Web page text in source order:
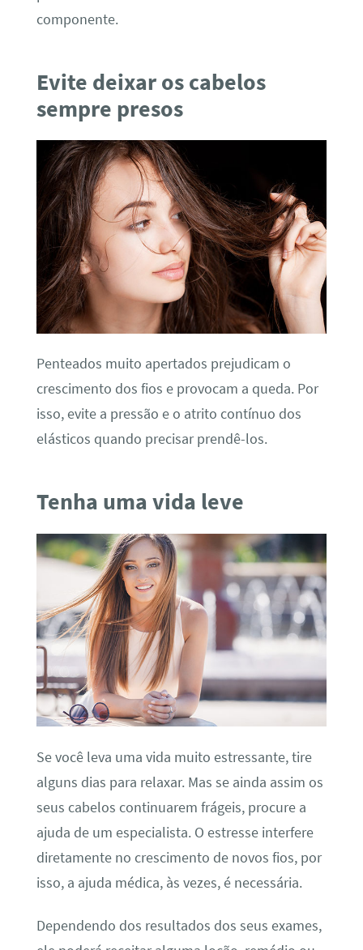
componente.
Evite deixar os cabelos
sempre presos
Penteados muito apertados prejudicam o
crescimento dos fios e provocam a queda. Por
isso, evite a pressão e o atrito contínuo dos
elásticos quando precisar prendê-los.
Tenha uma vida leve
Se você leva uma vida muito estressante, tire
alguns dias para relaxar. Mas se ainda assim os
seus cabelos continuarem frágeis, procure a
ajuda de um especialista. O estresse interfere
diretamente no crescimento de novos fios, por
isso, a ajuda médica, às vezes, é necessária.
Dependendo dos resultados dos seus exames,